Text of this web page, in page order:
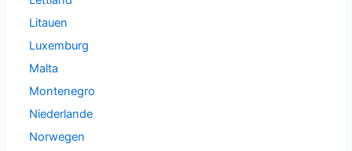
Litauen
Luxemburg
Malta
Montenegro
Niederlande
Norwegen